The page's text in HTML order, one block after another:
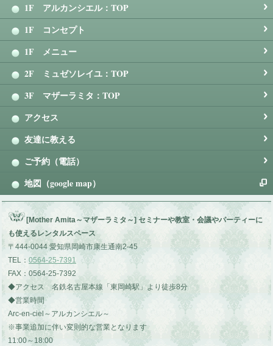
1F アルカンシエル：TOP
1F コンセプト
1F メニュー
2F ミュゼソレイユ：TOP
3F マザーラミタ：TOP
アクセス
友達に教える
ご予約（電話）
地図（google map）
[Mother Amita～マザーラミタ～] セミナーや教室・会議やパーティーに
も使えるレンタルスペース
〒444-0044 愛知県岡崎市康生通南2-45
TEL： 0564-25-7391
FAX：0564-25-7392
◆アクセス 名鉄名古屋本線「東岡崎駅」より徒歩8分
◆営業時間
Arc-en-ciel～アルカンシエル～
※事業追加に伴い変則的な営業となります
11:00～18:00